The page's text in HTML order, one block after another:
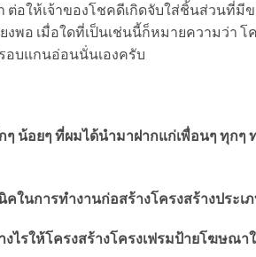
ต่อให้เจ้าของโชคดีเกิดจับใส่ชิ้นส่วนที่มี
งพอ เมื่อใดที่เป็นเช่นนี้ก็หมายความว่า
อบแกนอ่อนนั่นเองครับ
ๆ น้อยๆ ที่ผมได้นำมาฝากแก่เพื่อนๆ ทุ
ในการทำงานก่อสร้างโครงสร้างประเ
ไรให้โครงสร้างโครงเฟรมป้ายโฆษณ